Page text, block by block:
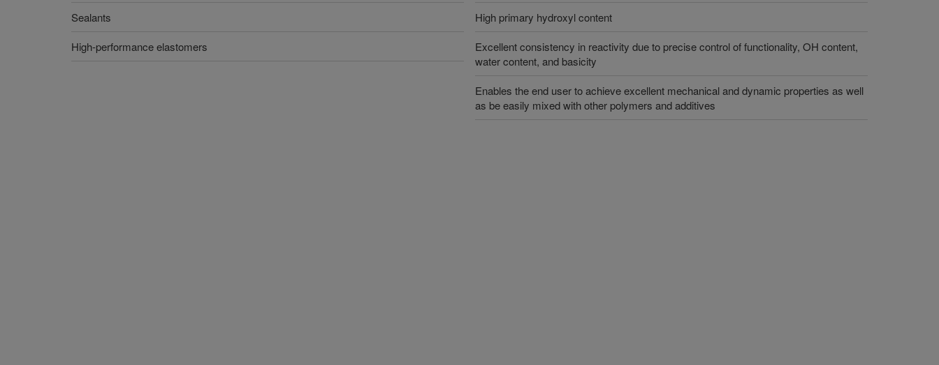
Sealants
High-performance elastomers
High primary hydroxyl content
Excellent consistency in reactivity due to precise control of functionality, OH content,
water content, and basicity
Enables the end user to achieve excellent mechanical and dynamic properties as well
as be easily mixed with other polymers and additives